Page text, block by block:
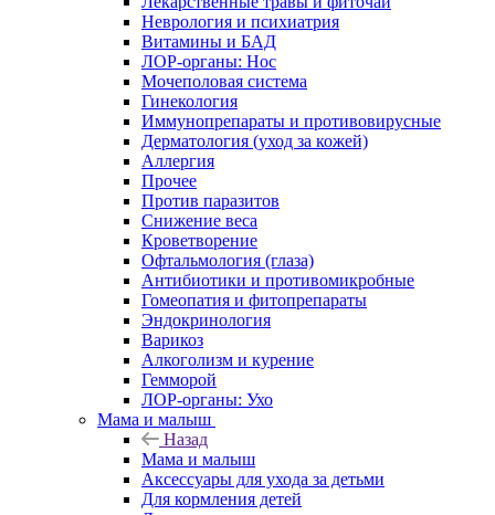
Неврология и психиатрия
Витамины и БАД
ЛОР-органы: Нос
Мочеполовая система
Гинекология
Иммунопрепараты и противовирусные
Дерматология (уход за кожей)
Аллергия
Прочее
Против паразитов
Снижение веса
Кроветворение
Офтальмология (глаза)
Антибиотики и противомикробные
Гомеопатия и фитопрепараты
Эндокринология
Варикоз
Алкоголизм и курение
Гемморой
ЛОР-органы: Ухо
Мама и малыш
Назад
Мама и малыш
Аксессуары для ухода за детьми
Для кормления детей